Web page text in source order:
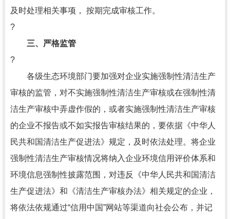
及时处理相关事项， 按期完成审核工作。
?
三、严格监管
?
各级生态环境部门要加强对企业实施强制性清洁生产
审核的监管，对不实施强制性清洁生产审核或在强制性清
洁生产审核中弄虚作假的，或者实施强制性清洁生产审核
的企业不报告或不如实报告审核结果的，要依据《中华人
民共和国清洁生产促进法》规定，及时依法处理。将企业
强制性清洁生产审核情况将纳入企业环境信用评价体系和
环境信息强制性披露范围，对违反《中华人民共和国清洁
生产促进法》和《清洁生产审核办法》相关规定的企业，
将依法依规通过“信用中国”网站等渠道向社会公布，并记